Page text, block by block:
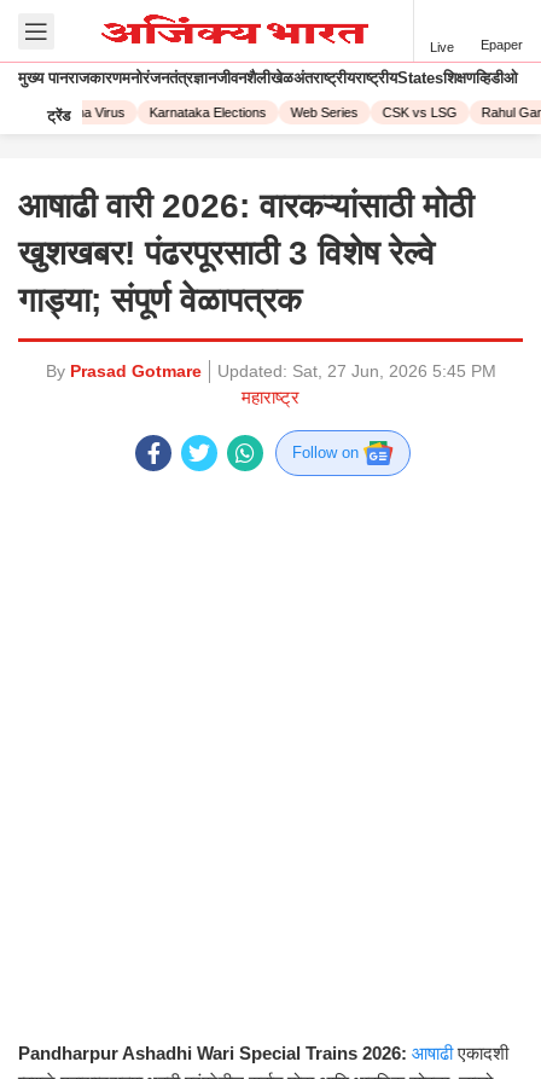
Live Epaper
मुख्य पानराजकारणमनोरंजनतंत्रज्ञानजीवनशैलीखेळअंतराष्ट्रीयराष्ट्रीयStatesशिक्षणव्हिडीओ
ट्रेंड
Corona Virus Karnataka Elections Web Series CSK vs LSG Rahul
आषाढी वारी 2026: वारकऱ्यांसाठी मोठी
खुशखबर! पंढरपूरसाठी 3 विशेष रेल्वे
गाड्या; संपूर्ण वेळापत्रक
By Prasad Gotmare Updated: Sat, 27 Jun, 2026 5:45 PM
महाराष्ट्र
Follow on
Pandharpur Ashadhi Wari Special Trains 2026: आषाढीएकादशी